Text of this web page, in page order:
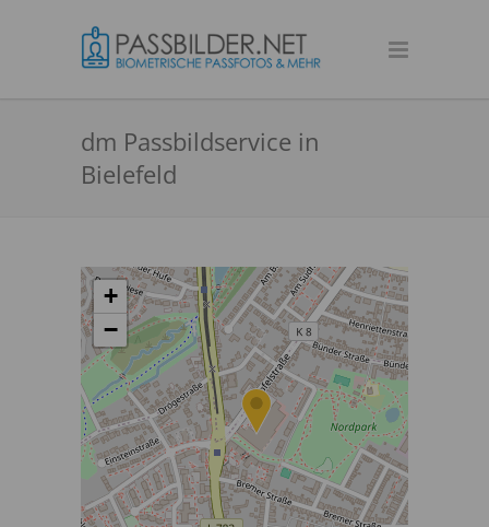
dm Passbildservice in
Bielefeld
+
−